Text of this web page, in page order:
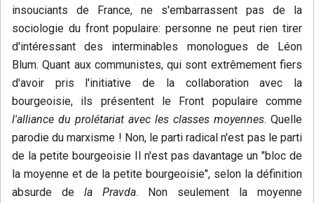
insouciants de France, ne s'embarrassent pas de la
sociologie du front populaire: personne ne peut rien tirer
d'intéressant des interminables monologues de Léon
Blum. Quant aux communistes, qui sont extrêmement fiers
d'avoir pris l'initiative de la collaboration avec la
bourgeoisie, ils présentent le Front populaire comme
l'alliance du prolétariat avec les classes moyennes. Quelle
parodie du marxisme ! Non, le parti radical n'est pas le parti
de la petite bourgeoisie Il n'est pas davantage un "bloc de
la moyenne et de la petite bourgeoisie", selon la définition
absurde de la Pravda. Non seulement la moyenne